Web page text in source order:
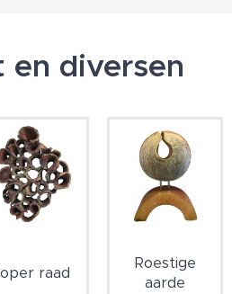
diversen
raad
Roestige
aarde